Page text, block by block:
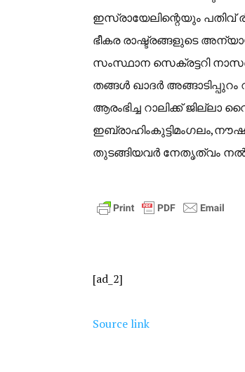
ഇസ്രായേലിന്റെയും പതിവ്
ഭീകര രാഷ്ട്രങ്ങളുടെ
സംസ്ഥാന സെക്രട്ടറി
തങ്ങൾ ഖാദർ
ആരംഭിച്ച റാലിക്ക്
തുടങ്ങിയവർ നേതൃത്വം
[ad_2]
Source link